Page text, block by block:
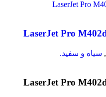
, سیاه و سفید.